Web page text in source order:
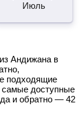
Июль
Андижана в
подходящие
самые доступные
и обратно — 42